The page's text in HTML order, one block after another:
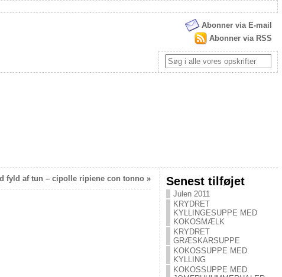
Abonner via E-mail
Abonner via RSS
fyld af tun – cipolle ripiene con tonno» Senest tilføjet
Julen 2011
KRYDRET
KYLLINGESUPPE MED
KOKOSMÆLK
KRYDRET
GRÆSKARSUPPE
KOKOSSUPPE MED
KYLLING
KOKOSSUPPE MED